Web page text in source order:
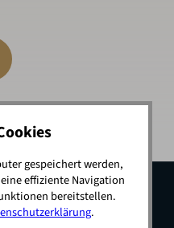
gespeichert werden,
effiziente Navigation
bereitstellen.
.